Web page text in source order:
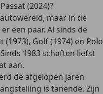
(2024)?
maar in de
een paar. Al sinds de
Golf (1974) en Polo
1983 schaften liefst
aan.
de afgelopen jaren
is tanende. Zijn